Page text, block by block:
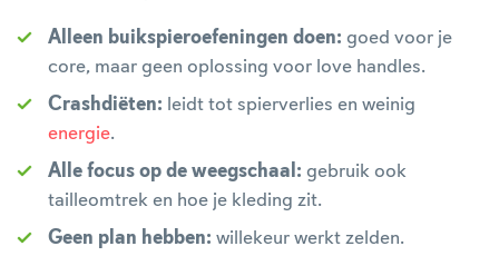
Alleen buikspieroefeningen doen: goed voor je
core, maar geen oplossing voor love handles.
Crashdiëten: leidt tot spierverlies en weinig
energie.
Alle focus op de weegschaal: gebruik ook
tailleomtrek en hoe je kleding zit.
Geen plan hebben: willekeur werkt zelden.